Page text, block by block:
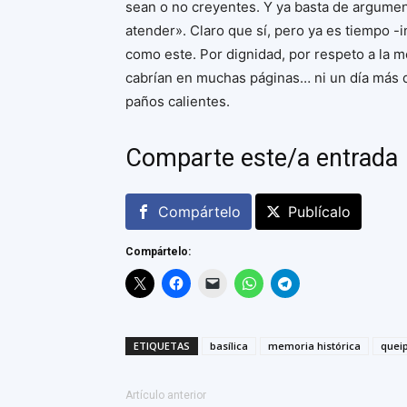
sean o no creyentes. Y ya basta de
atender». Claro que sí, pero ya es tiempo
como este. Por dignidad, por respeto a la
cabrían en muchas páginas… ni un día
paños calientes.
Comparte este/a entrada
Compártelo Publícalo
Compártelo:
ETIQUETAS basílica memoria histórica
Artículo anterior